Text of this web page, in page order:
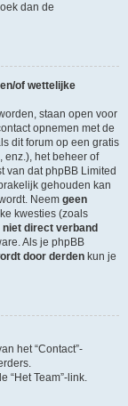
dan de
of wettelijke
staan open voor
opnemen met de
dit forum op een gratis
enz.), het beheer of
van dat phpBB Limited
gehouden kan
Neem geen
kwesties (zoals
niet direct verband
Als je phpBB
door derden kun je
het “Contact”-
“Het Team”-link.